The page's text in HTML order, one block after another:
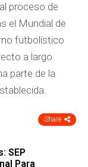
proceso de
el Mundial de
futbolístico
a largo
parte de la
Share
SEP
Para